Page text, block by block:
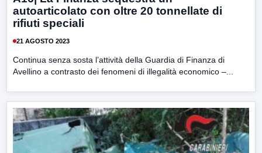
autoarticolato con oltre 20 tonnellate di
rifiuti speciali
21 AGOSTO 2023
Continua senza sosta l’attività della Guardia di Finanza di
Avellino a contrasto dei fenomeni di illegalità economico –...